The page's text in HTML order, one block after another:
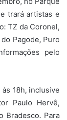
trará artistas e
TZ da Coronel,
Pagode, Puro
pelo
18h, inclusive
Paulo Hervê,
Bradesco. Para